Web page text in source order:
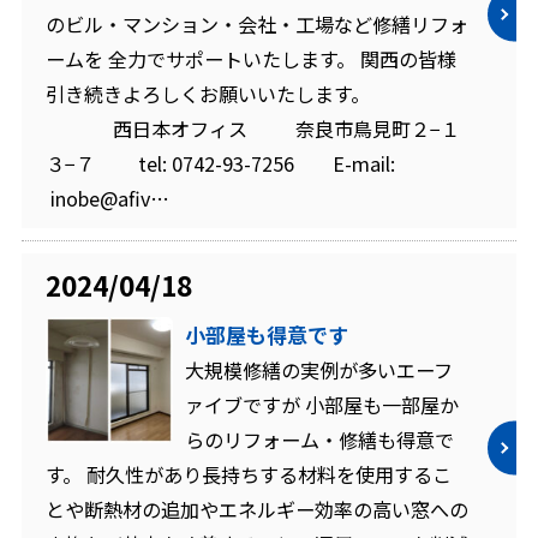
のビル・マンション・会社・工場など修繕リフォ
ームを 全力でサポートいたします。 関西の皆様
引き続きよろしくお願いいたします。
西日本オフィス 奈良市鳥見町２−１
３−７ tel: 0742-93-7256 E-mail:
inobe@afiv…
2024/04/18
小部屋も得意です
大規模修繕の実例が多いエーフ
ァイブですが 小部屋も一部屋か
らのリフォーム・修繕も得意で
す。 耐久性があり長持ちする材料を使用するこ
とや断熱材の追加やエネルギー効率の高い窓への